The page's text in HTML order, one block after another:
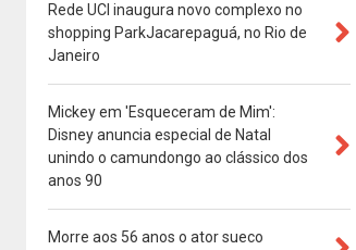
Rede UCI inaugura novo complexo no
shopping ParkJacarepaguá, no Rio de
Janeiro
Mickey em 'Esqueceram de Mim':
Disney anuncia especial de Natal
unindo o camundongo ao clássico dos
anos 90
Morre aos 56 anos o ator sueco